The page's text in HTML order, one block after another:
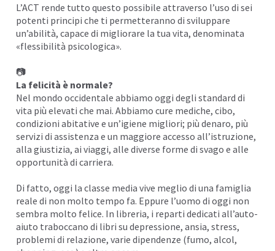
L’ACT rende tutto questo possibile attraverso l’uso di sei
potenti principi che ti permetteranno di sviluppare
un’abilità, capace di migliorare la tua vita, denominata
«flessibilità psicologica».
📷
La felicità è normale?
Nel mondo occidentale abbiamo oggi degli standard di
vita più elevati che mai. Abbiamo cure mediche, cibo,
condizioni abitative e un’igiene migliori; più denaro, più
servizi di assistenza e un maggiore accesso all’istruzione,
alla giustizia, ai viaggi, alle diverse forme di svago e alle
opportunità di carriera.
Di fatto, oggi la classe media vive meglio di una famiglia
reale di non molto tempo fa. Eppure l’uomo di oggi non
sembra molto felice. In libreria, i reparti dedicati all’auto-
aiuto traboccano di libri su depressione, ansia, stress,
problemi di relazione, varie dipendenze (fumo, alcol,